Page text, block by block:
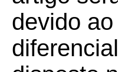
devido